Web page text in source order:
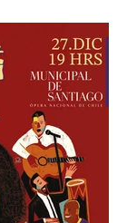
su oferta
con la apertura de
temático
de un museo de
transportar a sus